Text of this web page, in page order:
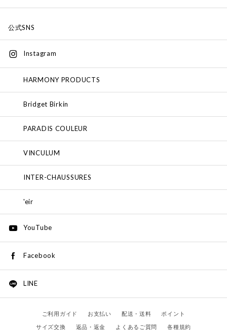
公式SNS
Instagram
HARMONY PRODUCTS
Bridget Birkin
PARADIS COULEUR
VINCULUM
INTER-CHAUSSURES
'eir
YouTube
Facebook
LINE
ご利用ガイド お支払い 配送・送料
ポイント
サイズ交換
返品・返金 よくあるご質問 各種規約